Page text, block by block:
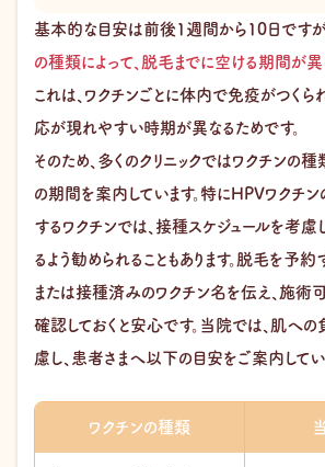
基本的な目安は前後1週間から10日ですが
の種類によって、脱毛までに空ける期間が異
これは、ワクチンごとに体内で免疫がつくら
応が現れやすい時期が異なるためです。
そのため、多くのクリニックではワクチンの
の期間を案内しています。特にHPVワクチ
するワクチンでは、接種スケジュールを考
るよう勧められることもあります。脱毛を予
または接種済みのワクチン名を伝え、施術
確認しておくと安心です。当院では、肌へ
慮し、患者さまへ以下の目安をご案内してい
ワクチンの種類